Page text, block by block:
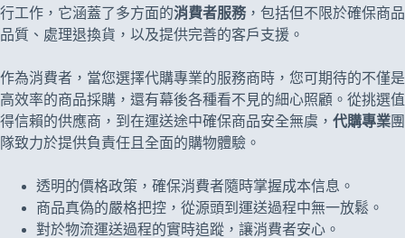
行工作，它涵蓋了多方面的消費者服務 ，包括但不限於確保商品
品質、處理退換貨，以及提供完善的客戶支援。
作為消費者，當您選擇代購專業的服務商時，您可期待的不僅是
高效率的商品採購，還有幕後各種看不見的細心照顧。從挑選值
得信賴的供應商，到在運送途中確保商品安全無虞， 代購專業團
隊致力於提供負責任且全面的購物體驗。
透明的價格政策，確保消費者隨時掌握成本信息。
商品真偽的嚴格把控，從源頭到運送過程中無一放鬆。
對於物流運送過程的實時追蹤，讓消費者安心。